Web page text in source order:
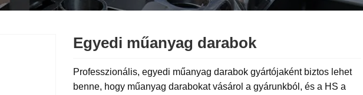
Egyedi műanyag darabok
Professzionális, egyedi műanyag darabok gyártójaként biztos lehet
benne, hogy műanyag darabokat vásárol a gyárunkból, és a HS a